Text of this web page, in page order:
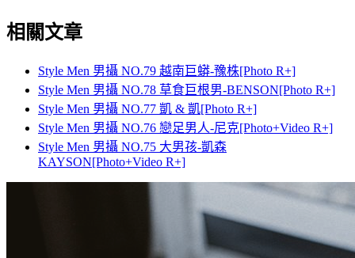
相關文章
Style Men 男攝 NO.79 越南巨蟒-豫株[Photo R+]
Style Men 男攝 NO.78 草食巨根男-BENSON[Photo R+]
Style Men 男攝 NO.77 凱 & 凱[Photo R+]
Style Men 男攝 NO.76 戀足男人-尼克[Photo+Video R+]
Style Men 男攝 NO.75 大男孩-凱森
KAYSON[Photo+Video R+]